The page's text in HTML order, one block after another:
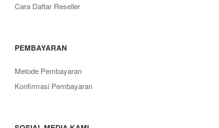
Cara Daftar Reseller
PEMBAYARAN
Metode Pembayaran
Konfirmasi Pembayaran